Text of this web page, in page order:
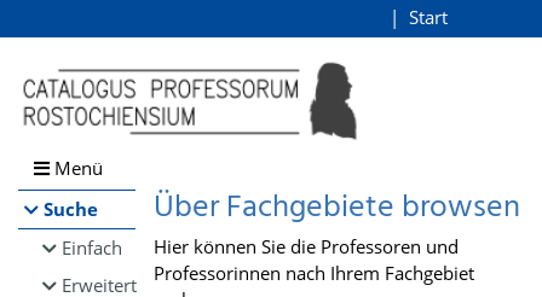
Browsen
direkt zum Inhalt
Start
Menü
Suche
Einfach
Erweitert
Über Fachgebiete browsen
Hier können Sie die Professoren und
Professorinnen nach Ihrem Fachgebiet